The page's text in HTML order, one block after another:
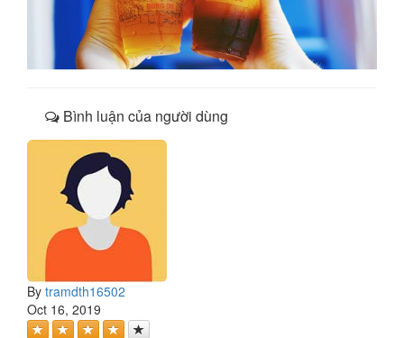
Bình luận của người dùng
By tramdth16502
Oct 16, 2019